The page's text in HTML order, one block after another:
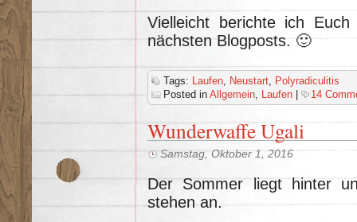
Vielleicht berichte ich
nächsten Blogposts. 🙂
Tags: Laufen, Neustart, Polyradiculitis
Posted in Allgemein, Laufen 14
Wunderwaffe Ugali
Samstag, Oktober 1, 2016
Der Sommer liegt hinter
stehen an.